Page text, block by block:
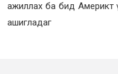
ажиллах ба бид Америкт
ашигладаг